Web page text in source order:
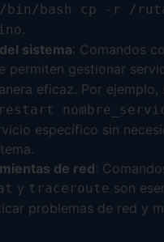
bin/bash cp -r /
.
sistema: Comandos
permiten gestionar
eficaz. Por ejemplo,
específico sin
de red:
y traceroute son
problemas de red y